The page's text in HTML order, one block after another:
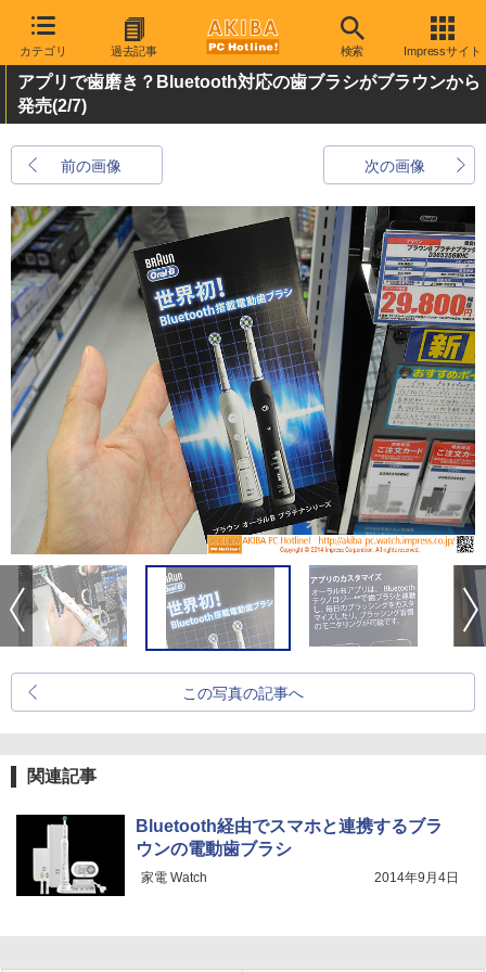
カテゴリ 過去記事 検索 Impressサイト
アプリで歯磨き？Bluetooth対応の歯ブラシがブラウンから
発売(2/7)
前の画像 次の画像
この写真の記事へ
関連記事
Bluetooth経由でスマホと連携するブラ
ウンの電動歯ブラシ
家電 Watch 2014年9月4日